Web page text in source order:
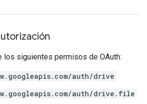
los siguientes permisos de OAuth:
auth/drive
auth/drive.file